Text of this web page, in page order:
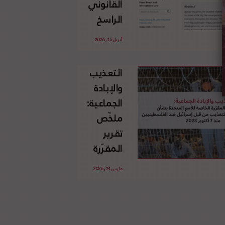
الإسرائيلي
غير
القانوني
الفلسطينية
القانوني
الراسخ
للاجئين
وحقهم
في العودة
بموجب
القانون
الدولي
أبريل 15, 2026
التعذيب
والإبادة
الجماعية:
ملخّص
تقرير
المقرّرة
الخاصة
مارس 24, 2026